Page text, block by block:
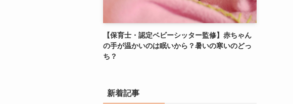
【保育士・認定ベビーシッター監修】赤ちゃん
の手が温かいのは眠いから？暑いの寒いのどっ
ち？
新着記事